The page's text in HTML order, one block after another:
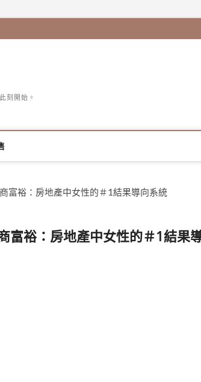
刻開始。
富裕：房地產中女性的＃1結果導向系統
富裕：房地產中女性的＃1結果